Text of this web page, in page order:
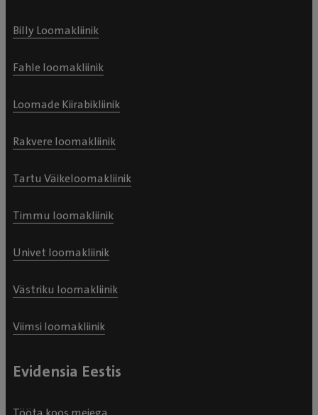
Billy Loomakliinik
Fahle loomakliinik
Loomade Kiirabikliinik
Rakvere loomakliinik
Tartu Väikeloomakliinik
Timmu loomakliinik
Univet loomakliinik
Västriku loomakliinik
Viimsi loomakliinik
Evidensia Eestis